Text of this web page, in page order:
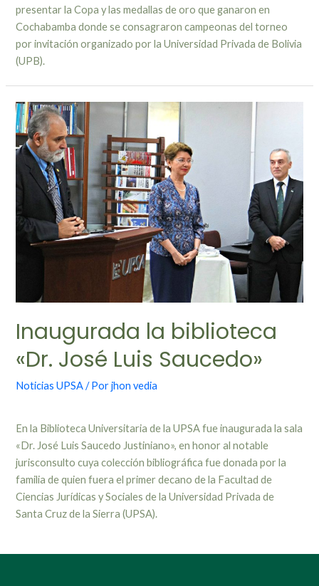
presentar la Copa y las medallas de oro que ganaron en
Cochabamba donde se consagraron campeonas del torneo
por invitación organizado por la Universidad Privada de Bolivia
(UPB).
Inaugurada la biblioteca
«Dr. José Luis Saucedo»
Noticias UPSA/ Porjhon vedia
En la Biblioteca Universitaria de la UPSA fue inaugurada la sala
«Dr. José Luis Saucedo Justiniano», en honor al notable
jurisconsulto cuya colección bibliográfica fue donada por la
familia de quien fuera el primer decano de la Facultad de
Ciencias Jurídicas y Sociales de la Universidad Privada de
Santa Cruz de la Sierra (UPSA).